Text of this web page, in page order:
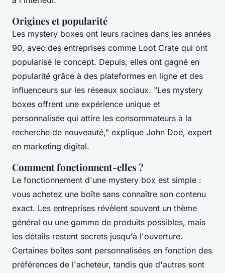
Origines et popularité
Les mystery boxes ont leurs racines dans les années
90, avec des entreprises comme Loot Crate qui ont
popularisé le concept. Depuis, elles ont gagné en
popularité grâce à des plateformes en ligne et des
influenceurs sur les réseaux sociaux. "Les mystery
boxes offrent une expérience unique et
personnalisée qui attire les consommateurs à la
recherche de nouveauté," explique John Doe, expert
en marketing digital.
Comment fonctionnent-elles ?
Le fonctionnement d'une mystery box est simple :
vous achetez une boîte sans connaître son contenu
exact. Les entreprises révèlent souvent un thème
général ou une gamme de produits possibles, mais
les détails restent secrets jusqu'à l'ouverture.
Certaines boîtes sont personnalisées en fonction des
préférences de l'acheteur, tandis que d'autres sont